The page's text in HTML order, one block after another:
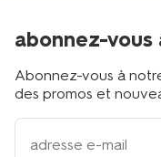
abonnez-vous
Abonnez-vous à
des promos et
votre
adresse